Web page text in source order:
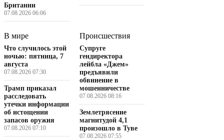
Британии
07.08.2026 06:06
В мире
Что случилось этой
ночью: пятница, 7
августа
07.08.2026 07:30
Трамп приказал
расследовать
утечки информации
об истощении
запасов оружия
07.08.2026 07:10
Происшествия
Супруге
гендиректора
лейбла «Джем»
предъявили
обвинение в
мошенничестве
07.08.2026 08:16
Землетрясение
магнитудой 4,1
произошло в Туве
07.08.2026 07:55